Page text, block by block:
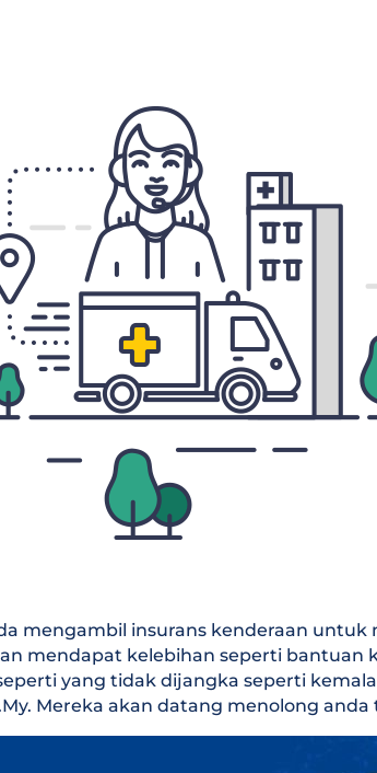
mengambil insurans kenderaan untuk
mendapat kelebihan seperti bantuan
yang tidak dijangka seperti
Mereka akan datang menolong